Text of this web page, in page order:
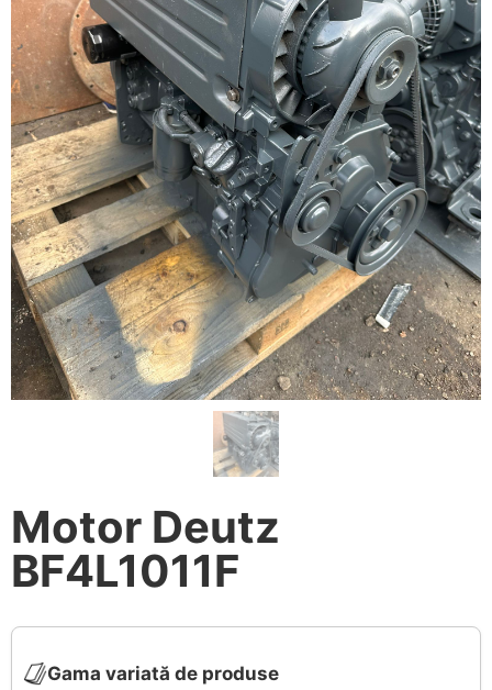
Motor Deutz
BF4L1011F
Gama variată de produse